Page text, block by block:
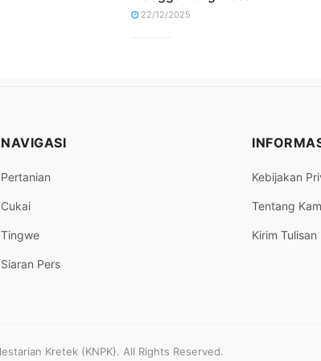
22/12/2025
NAVIGASI
Pertanian
Cukai
Tingwe
Siaran Pers
Kebijakan
Tentang
Kirim Tulisan
Kretek (KNPK). All Rights Reserved.